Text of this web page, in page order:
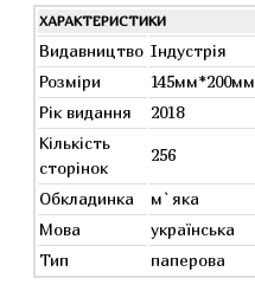
ХАРАКТЕРИСТИКИ
Видавництво Індустрія
Розміри
145мм*200мм
Рік видання
2018
Кількість
сторінок
256
Обкладинка
м`яка
Мова
українська
Тип
паперова